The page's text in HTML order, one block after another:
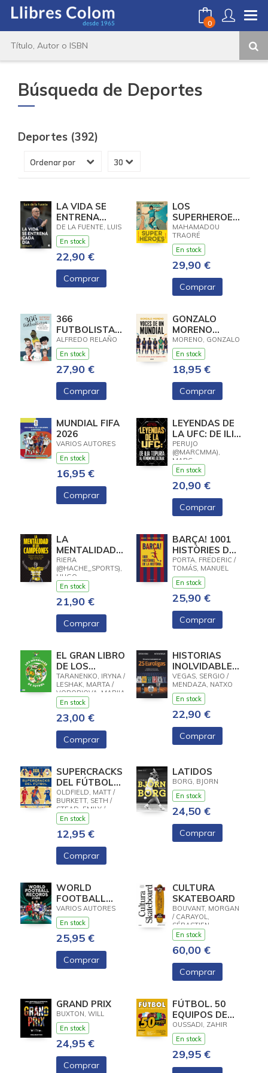
0
Búsqueda de Deportes
Deportes (392)
LA VIDA SE
ENTRENA
CADA DIA
DE LA FUENTE, LUIS
En stock
22,90 €
Comprar
LOS
SUPERHEROES
DE FUTBOL
MAHAMADOU
TRAORÉ
En stock
29,90 €
Comprar
366
FUTBOLISTAS
DE TODOS LOS
TIEMPOS QUE
HAN HECHO
ALFREDO RELAÑO
En stock
27,90 €
Comprar
GONZALO
MORENO
MUNDIAL
MORENO, GONZALO
En stock
18,95 €
Comprar
MUNDIAL FIFA
2026
VARIOS AUTORES
En stock
16,95 €
Comprar
LEYENDAS DE
LA UFC: DE ILIA
TOPURIA AL
FENÓMENO
GLOBAL
PERUJO
(@MARCMMA),
MARC
En stock
20,90 €
Comprar
LA
MENTALIDAD
DE LOS
CAMPEONES
RIERA
(@HACHE_SPORTS),
HUGO
En stock
21,90 €
Comprar
BARÇA! 1001
HISTÒRIES DE
LA HISTÒRIA
PORTA, FREDERIC /
TOMÁS, MANUEL
En stock
25,90 €
Comprar
EL GRAN LIBRO
DE LOS
MUNDIALES DE
FÚTBOL
TARANENKO, IRYNA /
LESHAK, MARTA /
VOROBIOVA, MARIIA
/ PLOTKA, ANNA
En stock
23,00 €
Comprar
HISTORIAS
INOLVIDABLES
DE 25
EUROLIGAS
VEGAS, SERGIO /
MENDAZA, NATXO
En stock
22,90 €
Comprar
SUPERCRACKS
DEL FÚTBOL
2026
OLDFIELD, MATT /
BURKETT, SETH /
STEAD, EMILY /
MURRAY, JOHN
En stock
12,95 €
Comprar
LATIDOS
BORG, BJORN
En stock
24,50 €
Comprar
WORLD
FOOTBALL
RECORDS 2026
VARIOS AUTORES
En stock
25,95 €
Comprar
CULTURA
SKATEBOARD
BOUVANT, MORGAN
/ CARAYOL,
SÉBASTIEN
En stock
60,00 €
Comprar
GRAND PRIX
BUXTON, WILL
En stock
24,95 €
Comprar
FÚTBOL. 50
EQUIPOS DE
LEYENDA
OUSSADI, ZAHIR
En stock
29,95 €